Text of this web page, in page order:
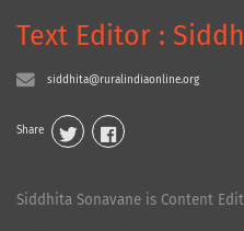
Text Editor :
siddhita@ruralindiaonline.org
Share
Siddhita Sonavane is Content